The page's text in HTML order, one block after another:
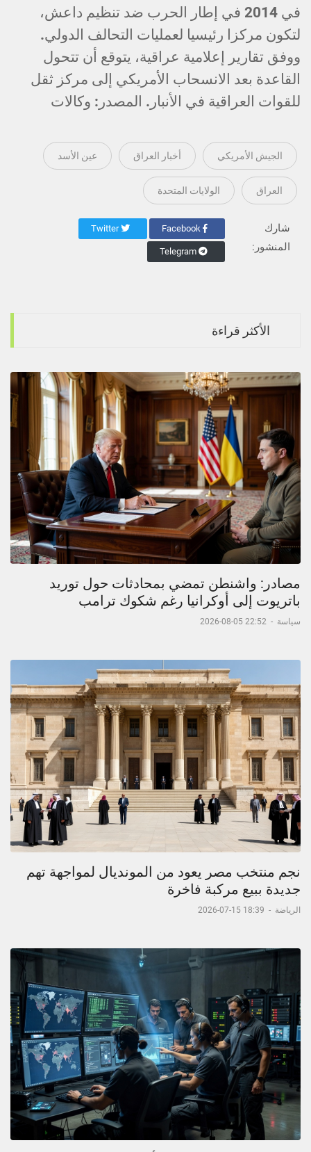
في 2014 في إطار الحرب ضد تنظيم داعش،
لتكون مركزا رئيسيا لعمليات التحالف الدولي.
ووفق تقارير إعلامية عراقية، يتوقع أن تتحول
القاعدة بعد الانسحاب الأمريكي إلى مركز ثقل
للقوات العراقية في الأنبار. المصدر: وكالات
الجيش الأمريكي أخبار العراق عين الأسد
العراق الولايات المتحدة
شارك
المنشور:
Facebook
Twitter
Telegram
الأكثر قراءة
مصادر: واشنطن تمضي بمحادثات حول توريد
باتريوت إلى أوكرانيا رغم شكوك ترامب
سياسة -
22:52 05-08-2026
نجم منتخب مصر يعود من المونديال لمواجهة تهم
جديدة ببيع مركبة فاخرة
الرياضة -
18:39 15-07-2026